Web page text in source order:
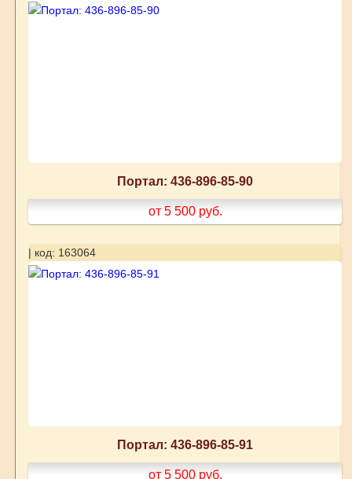
Портал: 436-896-85-90
от 5 500 руб.
| код: 163064
Портал: 436-896-85-91
от 5 500 руб.